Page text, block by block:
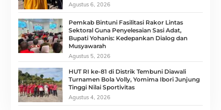
Agustus 6, 2026
Pemkab Bintuni Fasilitasi Rakor Lintas
Sektoral Guna Penyelesaian Sasi Adat,
Bupati Yohanis: Kedepankan Dialog dan
Musyawarah
Agustus 5, 2026
HUT RI ke-81 di Distrik Tembuni Diawali
Turnamen Bola Volly, Yomima Ibori Junjung
Tinggi Nilai Sportivitas
Agustus 4, 2026